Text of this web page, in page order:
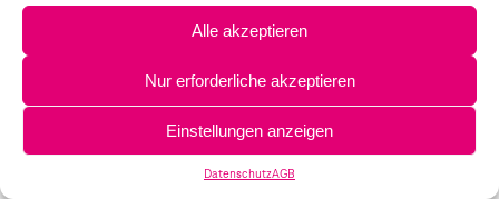
Alle akzeptieren
Nur erforderliche akzeptieren
Einstellungen anzeigen
DatenschutzAGB